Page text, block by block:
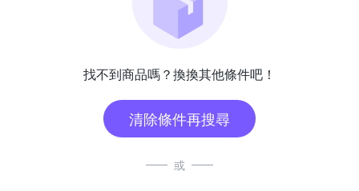
找不到商品嗎？換換其他條件吧！
清除條件再搜尋
或